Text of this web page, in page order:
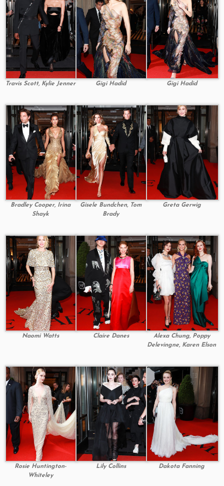
Travis Scott, Kylie Jenner Gigi Hadid Gigi Hadid
Bradley Cooper, Irina
Shayk
Gisele Bundchen, Tom
Brady
Greta Gerwig
Naomi Watts Claire Danes
Alexa Chung, Poppy
Delevingne, Karen Elson
Rosie Huntington-
Whiteley
Lily Collins Dakota Fanning